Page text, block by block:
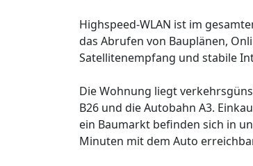
Highspeed-WLAN ist im
das Abrufen von Bauplänen,
Satellitenempfang und stabile
Die Wohnung liegt
B26 und die Autobahn A3.
ein Baumarkt befinden sich in
Minuten mit dem Auto